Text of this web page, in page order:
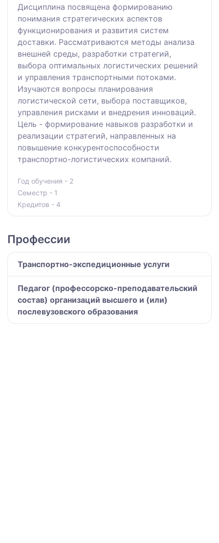
Дисциплина посвящена формированию
понимания стратегических аспектов
функционирования и развития систем
доставки. Рассматриваются методы анализа
внешней среды, разработки стратегий,
выбора оптимальных логистических решений
и управления транспортными потоками.
Изучаются вопросы планирования
логистической сети, выбора поставщиков,
управления рисками и внедрения инноваций.
Цель - формирование навыков разработки и
реализации стратегий, направленных на
повышение конкурентоспособности
транспортно-логистических компаний.
Год обучения - 2
Семестр - 1
Кредитов - 4
Профессии
Транспортно-экспедиционные услуги
Педагог (профессорско-преподавательский
состав) организаций высшего и (или)
послевузовского образования